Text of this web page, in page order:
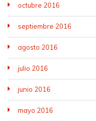
octubre 2016
septiembre 2016
agosto 2016
julio 2016
junio 2016
mayo 2016